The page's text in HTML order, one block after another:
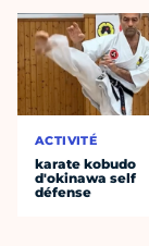
ACTIVITÉ
karate kobudo
d'okinawa self
défense